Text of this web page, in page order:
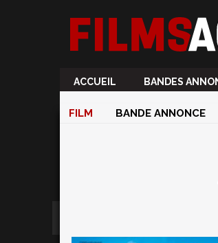
ACCUEIL BANDES
FILM BANDE ANNONCE